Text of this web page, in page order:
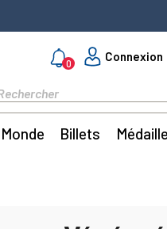
0
Connexion
Monde Billets